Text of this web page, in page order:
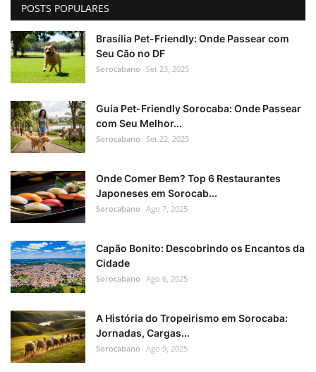
POSTS POPULARES
Brasília Pet-Friendly: Onde Passear com
Seu Cão no DF
Sorocabano Set 23, 2025
Guia Pet-Friendly Sorocaba: Onde Passear
com Seu Melhor...
Sorocabano Set 22, 2025
Onde Comer Bem? Top 6 Restaurantes
Japoneses em Sorocab...
Sorocabano Ago 7, 2025
Capão Bonito: Descobrindo os Encantos da
Cidade
Sorocabano Ago 6, 2025
A História do Tropeirismo em Sorocaba:
Jornadas, Cargas...
Sorocabano Ago 9, 2025